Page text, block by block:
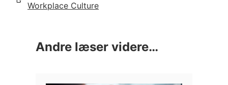
Workplace Culture
Andre læser videre…